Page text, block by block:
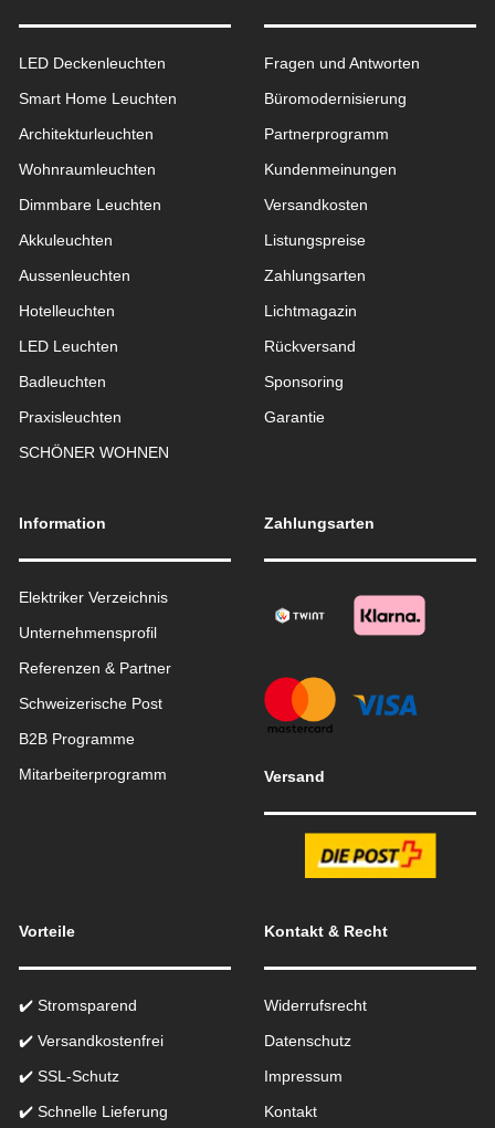
LED Deckenleuchten
Smart Home Leuchten
Architekturleuchten
Wohnraum­leuchten
Dimmbare Leuchten
Akkuleuchten
Aussen­leuchten
Hotelleuchten
LED Leuchten
Badleuchten
Praxisleuchten
SCHÖNER WOHNEN
Fragen und Antworten
Büromodernisierung
Partnerprogramm
Kundenmeinungen
Versandkosten
Listungspreise
Zahlungsarten
Lichtmagazin
Rückversand
Sponsoring
Garantie
Information
Elektriker Verzeichnis
Unternehmensprofil
Referenzen & Partner
Schweizerische Post
B2B Programme
Mitarbeiterprogramm
Zahlungsarten
Versand
Vorteile
✔️ Stromsparend
✔️ Versandkostenfrei
✔️ SSL-Schutz
✔️ Schnelle Lieferung
Kontakt & Recht
Widerrufsrecht
Datenschutz
Impressum
Kontakt